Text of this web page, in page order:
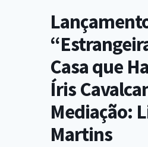
Casa que
Íris
Mediação:
Martins